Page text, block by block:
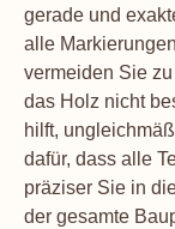
gerade und
alle
vermeiden Sie
das Holz nicht
hilft,
dafür, dass alle
präziser Sie in
der gesamte